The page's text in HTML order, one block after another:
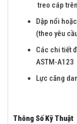
treo cáp
Dập nổi
(theo yêu
Các chi tiết
ASTM-A123
Lực căng
Thông Số Kỹ Thuật